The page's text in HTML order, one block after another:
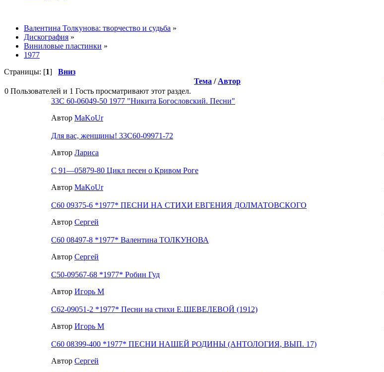
Валентина Толкунова: творчество и судьба »
Дискография »
Виниловые пластинки »
1977
Страницы: [1] Вниз
Тема / Автор
0 Пользователей и 1 Гость просматривают этот раздел.
33С 60-06049-50 1977 "Никита Богословский. Песни"
Автор MaKoUr
Для вас, женщины! 33С60-09971-72
Автор Лариса
C 91—05879-80 Цикл песен о Кривом Роге
Автор MaKoUr
С60 09375-6 *1977* ПЕСНИ НА СТИХИ ЕВГЕНИЯ ДОЛМАТОВСКОГО
Автор Сергей
С60 08497-8 *1977* Валентина ТОЛКУНОВА
Автор Сергей
С50-09567-68 *1977* Робин Гуд
Автор Игорь М
С62-09051-2 *1977* Песни на стихи Е.ШЕВЕЛЕВОЙ (1912)
Автор Игорь М
С60 08399-400 *1977* ПЕСНИ НАШЕЙ РОДИНЫ (АНТОЛОГИЯ, ВЫП. 17)
Автор Сергей